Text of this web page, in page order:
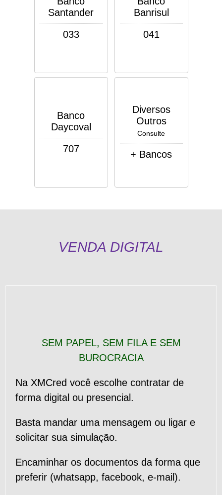
Santander
033
Banrisul
041
Banco
Daycoval
707
Diversos
Outros
Consulte
+ Bancos
VENDA DIGITAL
SEM PAPEL, SEM FILA E SEM
BUROCRACIA
Na XMCred você escolhe contratar de
forma digital ou presencial.
Basta mandar uma mensagem ou ligar e
solicitar sua simulação.
Encaminhar os documentos da forma que
preferir (whatsapp, facebook, e-mail).